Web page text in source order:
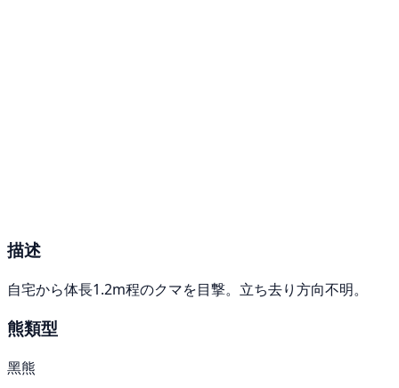
描述
自宅から体長1.2m程のクマを目撃。立ち去り方向不明。
熊類型
黑熊